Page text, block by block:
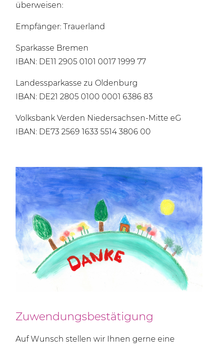
überweisen:
Empfänger: Trauerland
Sparkasse Bremen
IBAN: DE11 2905 0101 0017 1999 77
Landessparkasse zu Oldenburg
IBAN: DE21 2805 0100 0001 6386 83
Volksbank Verden Niedersachsen-Mitte eG
IBAN: DE73 2569 1633 5514 3806 00
Zuwendungsbestätigung
Auf Wunsch stellen wir Ihnen gerne eine